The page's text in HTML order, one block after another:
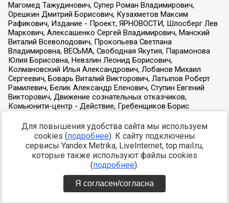
Для повышения удобства сайта мы используем
cookies (подробнее). К сайту подключены
сервисы Yandex.Metrika, LiveInternet, top.mail.ru,
которые также используют файлы cookies
(подробнее).
Я согласен/согласна